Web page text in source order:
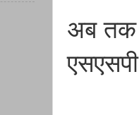
अब तक